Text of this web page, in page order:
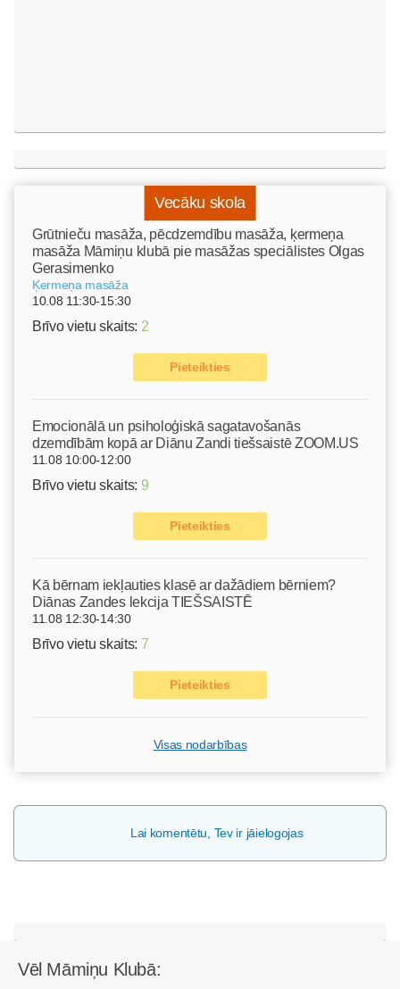
Vecāku skola
Grūtnieču masāža, pēcdzemdību masāža, ķermeņa
masāža Māmiņu klubā pie masāžas speciālistes Olgas
Gerasimenko
Ķermeņa masāža
10.08 11:30-15:30
Brīvo vietu skaits: 2
Pieteikties
Emocionālā un psiholoģiskā sagatavošanās
dzemdībām kopā ar Diānu Zandi tiešsaistē ZOOM.US
11.08 10:00-12:00
Brīvo vietu skaits: 9
Pieteikties
Kā bērnam iekļauties klasē ar dažādiem bērniem?
Diānas Zandes lekcija TIEŠSAISTĒ
11.08 12:30-14:30
Brīvo vietu skaits: 7
Pieteikties
Visas nodarbības
Lai komentētu, Tev ir jāielogojas
Vēl Māmiņu Klubā: